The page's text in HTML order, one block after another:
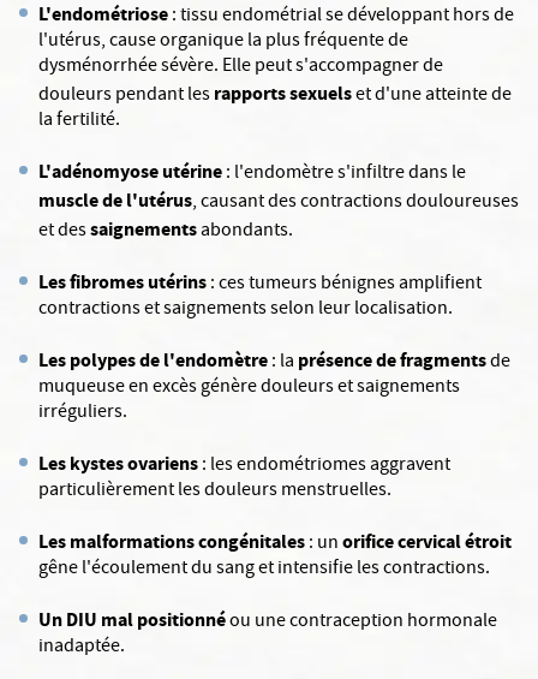
L'endométriose: tissu endométrial se développant hors de
l'utérus, cause organique la plus fréquente de
dysménorrhée sévère. Elle peut s'accompagner de
douleurs pendant lesrapports sexuelset d'une atteinte de
la fertilité.
L'adénomyoseutérine: l'endomètre s'infiltre dans le
muscle de l'utérus, causant des contractions douloureuses
et dessaignementsabondants.
Les fibromes utérins: ces tumeurs bénignes amplifient
contractions et saignements selon leur localisation.
Les polypes de l'endomètre: la présence de fragmentsde
muqueuse en excès génère douleurs et saignements
irréguliers.
Les kystes ovariens: les endométriomes aggravent
particulièrement les douleurs menstruelles.
Les malformations congénitales: unorifice cervical étroit
gêne l'écoulement du sang et intensifie les contractions.
Un DIU mal positionnéou une contraception hormonale
inadaptée.